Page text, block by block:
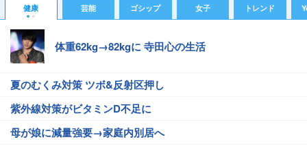
健康 芸能 ゴシップ 女子 トレンド
体重62kg→82kgに 寺田心の生活
夏のむくみ対策 ツボ&反射区押し
紫外線対策がビタミンD不足に
母が娘に減量強要→家庭内別居へ